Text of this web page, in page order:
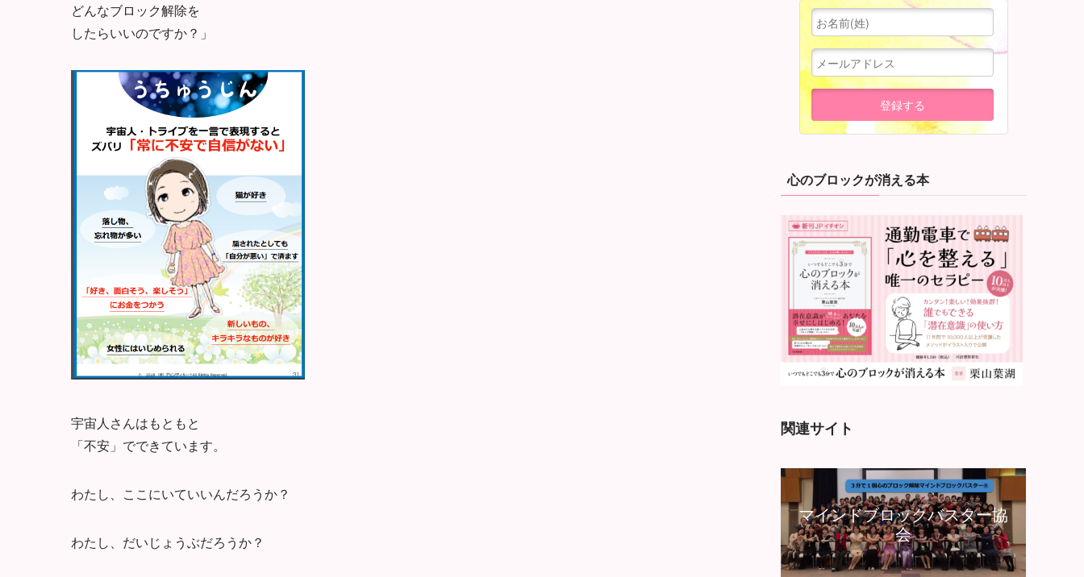
どんなブロック解除を
したらいいのですか？」
宇宙人さんはもともと
「不安」でできています。
わたし、ここにいていいんだろうか？
わたし、だいじょうぶだろうか？
心のブロックが消える本
関連サイト
マインドブロックバスター協
会